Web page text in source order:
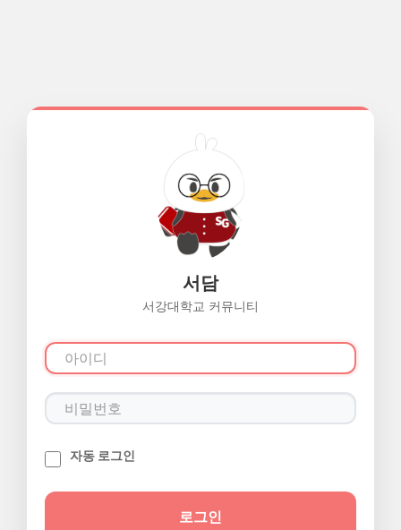
서담
서강대학교 커뮤니티
자동 로그인